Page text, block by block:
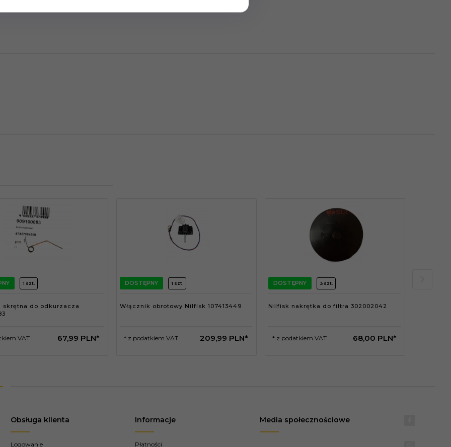
do Twojego odkurzacza Kärcher?
1 szt.
skrętna do odkurzacza
67,99 PLN*
VAT
DOSTĘPNY 1 szt.
Włącznik obrotowy Nilfisk 107413449
209,99 PLN*
* z podatkiem VAT
DOSTĘPNY 3 szt.
Nilfisk nakrętka do filtra 302002042
68,00 PLN*
* z podatkiem VAT
Obsługa klienta
Logowanie
Informacje
Płatności
Media społecznościowe